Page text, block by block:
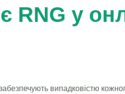
RNG у
випадковістю